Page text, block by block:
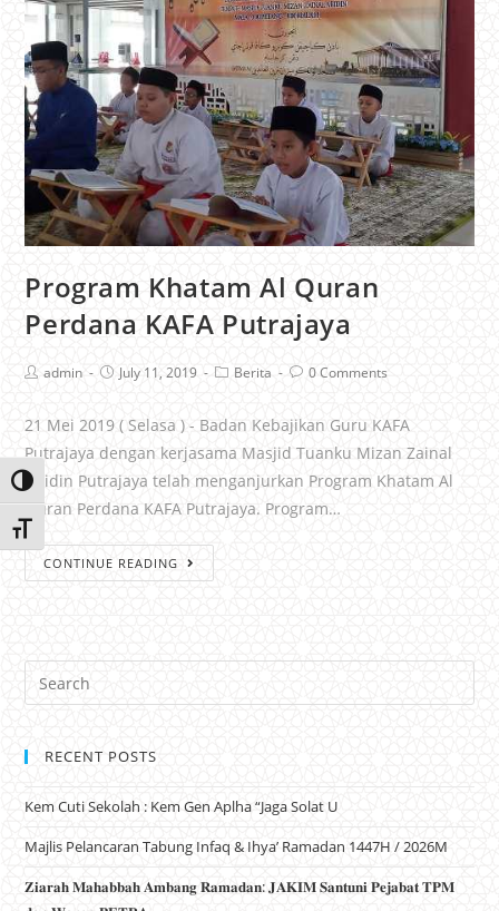
Toggle High Contrast
Toggle Font size
Program Khatam Al Quran
Perdana KAFA Putrajaya
admin July 11, 2019 Berita 0 Comments
21 Mei 2019 ( Selasa ) - Badan Kebajikan Guru KAFA
Putrajaya dengan kerjasama Masjid Tuanku Mizan Zainal
Abidin Putrajaya telah menganjurkan Program Khatam Al
Quran Perdana KAFA Putrajaya. Program…
CONTINUE READING
RECENT POSTS
Kem Cuti Sekolah : Kem Gen Aplha “Jaga Solat U
Majlis Pelancaran Tabung Infaq & Ihya’ Ramadan 1447H / 2026M
𝐙𝐢𝐚𝐫𝐚𝐡 𝐌𝐚𝐡𝐚𝐛𝐛𝐚𝐡 𝐀𝐦𝐛𝐚𝐧𝐠 𝐑𝐚𝐦𝐚𝐝𝐚𝐧: 𝐉𝐀𝐊𝐈𝐌 𝐒𝐚𝐧𝐭𝐮𝐧𝐢 𝐏𝐞𝐣𝐚𝐛𝐚𝐭 𝐓𝐏𝐌